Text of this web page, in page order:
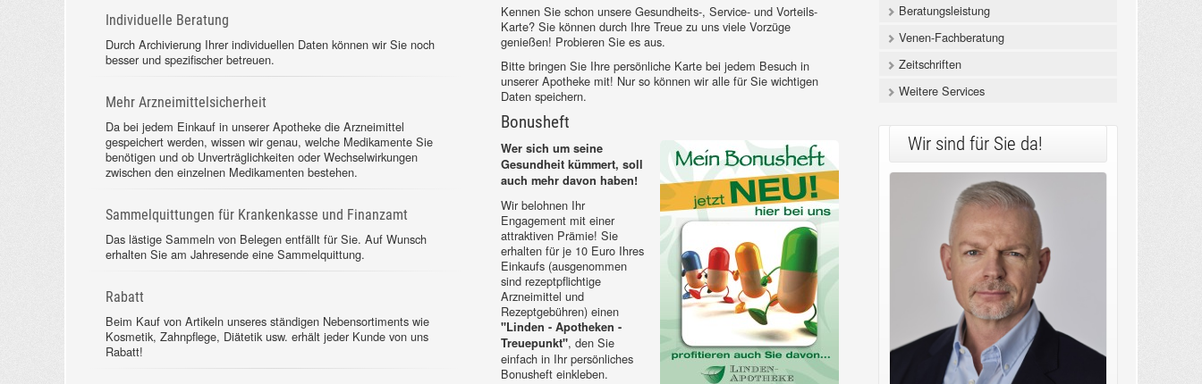
Individuelle Beratung
Durch Archivierung Ihrer individuellen Daten können wir Sie noch
besser und spezifischer betreuen.
Mehr Arzneimittelsicherheit
Da bei jedem Einkauf in unserer Apotheke die Arzneimittel
gespeichert werden, wissen wir genau, welche Medikamente Sie
benötigen und ob Unverträglichkeiten oder Wechselwirkungen
zwischen den einzelnen Medikamenten bestehen.
Sammelquittungen für Krankenkasse und Finanzamt
Das lästige Sammeln von Belegen entfällt für Sie. Auf Wunsch
erhalten Sie am Jahresende eine Sammelquittung.
Rabatt
Beim Kauf von Artikeln unseres ständigen Nebensortiments wie
Kosmetik, Zahnpflege, Diätetik usw. erhält jeder Kunde von uns
Rabatt!
Kennen Sie schon unsere Gesundheits-, Service- und Vorteils-
Karte? Sie können durch Ihre Treue zu uns viele Vorzüge
genießen! Probieren Sie es aus.
Bitte bringen Sie Ihre persönliche Karte bei jedem Besuch in
unserer Apotheke mit! Nur so können wir alle für Sie wichtigen
Daten speichern.
Bonusheft
Wer sich um seine
Gesundheit kümmert, soll
auch mehr davon haben!
Wir belohnen Ihr
Engagement mit einer
attraktiven Prämie! Sie
erhalten für je 10 Euro Ihres
Einkaufs (ausgenommen
sind rezeptpflichtige
Arzneimittel und
Rezeptgebühren) einen
"Linden - Apotheken -
Treuepunkt", den Sie
einfach in Ihr persönliches
Bonusheft einkleben.
Beratungsleistung
Venen-Fachberatung
Zeitschriften
Weitere Services
Wir sind für Sie da!